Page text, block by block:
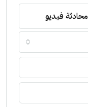
محادثة فيديو